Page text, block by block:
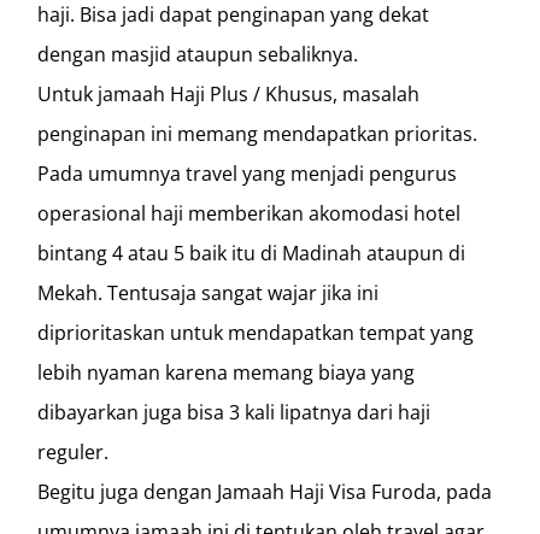
haji. Bisa jadi dapat penginapan yang dekat
dengan masjid ataupun sebaliknya.
Untuk jamaah Haji Plus / Khusus, masalah
penginapan ini memang mendapatkan prioritas.
Pada umumnya travel yang menjadi pengurus
operasional haji memberikan akomodasi hotel
bintang 4 atau 5 baik itu di Madinah ataupun di
Mekah. Tentusaja sangat wajar jika ini
diprioritaskan untuk mendapatkan tempat yang
lebih nyaman karena memang biaya yang
dibayarkan juga bisa 3 kali lipatnya dari haji
reguler.
Begitu juga dengan Jamaah Haji Visa Furoda, pada